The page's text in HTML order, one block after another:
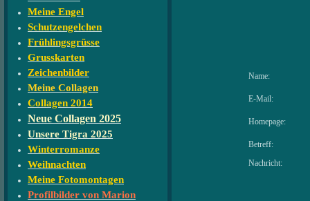
Meine Engel
Schutzengelchen
Frühlingsgrüsse
Grusskarten
Zeichenbilder
Meine Collagen
Collagen 2014
Neue Collagen 2025
Unsere Tigra 2025
Winterromanze
Weihnachten
Meine Fotomontagen
Profilbilder von Marion
Name:
E-Mail:
Homepage:
Betreff:
Nachricht: